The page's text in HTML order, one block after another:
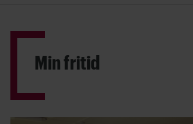
huvudinnehåll
Min fritid